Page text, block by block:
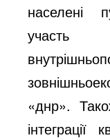
населені
участь
«днр».
інтеграції